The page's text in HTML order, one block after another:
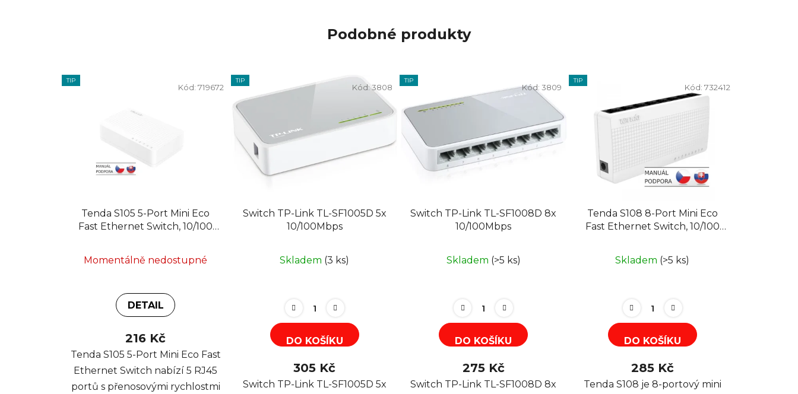
Podobné produkty
TIP
Tenda S105 5-Port Mini Eco
Fast Ethernet Switch, 10/100
Momentálně nedostupné
DETAIL
216 Kč
Tenda S105 5-Port Mini Eco Fast
Ethernet Switch nabízí 5 RJ45
portů s přenosovými rychlostmi
Kód: 719672
TIP
Switch TP-Link TL-SF1005D 5x
10/100Mbps
Skladem (3 ks)
DO KOŠÍKU
305 Kč
Switch TP-Link TL-SF1005D 5x
Kód:3808
TIP
Switch TP-Link TL-SF1008D 8x
10/100Mbps
Skladem (>5 ks)
DO KOŠÍKU
275 Kč
Switch TP-Link TL-SF1008D 8x
Kód: 3809
TIP
Tenda S108 8-Port Mini Eco
Fast Ethernet Switch, 10/100
Skladem (>5 ks)
DO KOŠÍKU
285 Kč
Tenda S108 je 8-portový mini
Kód: 732412